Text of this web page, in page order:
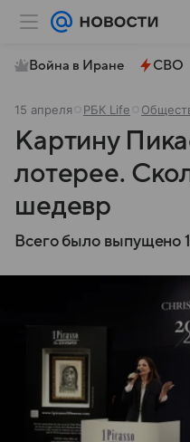
Война в Иране СВО
15 апреля РБК Life
Картину
лотерее.
шедевр
Всего было выпущено